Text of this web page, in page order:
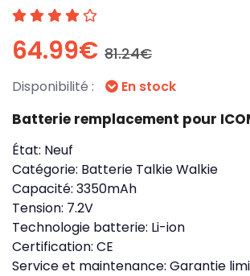
64.99€ 81.24€
Disponibilité : En stock
Batterie remplacement pour
État: Neuf
Catégorie: Batterie Talkie Walkie
Capacité: 3350mAh
Tension: 7.2V
Technologie batterie: Li-ion
Certification: CE
Service et maintenance: Garantie